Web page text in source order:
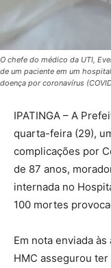
O chefe do médico da UTI,
de um paciente em um
doença por coronavírus
IPATINGA – A
quarta-feira (29),
complicações por
de 87 anos,
internada no
100 mortes
Em nota enviada
HMC assegurou